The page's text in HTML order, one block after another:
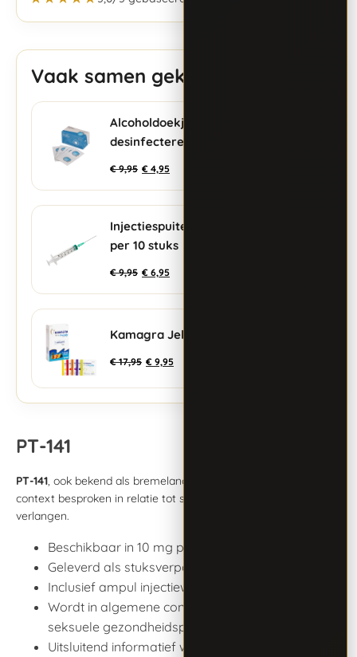
Vaak samen gekocht
Alcoholdoekjes voor
desinfecteren - 10 stuks
€9,95 € 4,95
Injectiespuiten + naalden
per 10 stuks
€9,95 € 6,95
Kamagra Jelly
€17,95 € 9,95
PT-141
PT-141, ook bekend als bremelanotide, wordt in algemene
context besproken in relatie tot seksuele respons en seksueel
verlangen.
Beschikbaar in 10 mg per vial
Geleverd als stuksverpakking
Inclusief ampul injectiewater
Wordt in algemene context besproken rond
seksuele gezondheidsprocessen
Uitsluitend informatief weergegeven